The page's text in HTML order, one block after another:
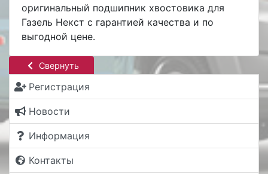
Свернуть
Регистрация
Новости
Информация
Контакты
оригинальный подшипник хвостовика для
Газель Некст с гарантией качества и по
выгодной цене.